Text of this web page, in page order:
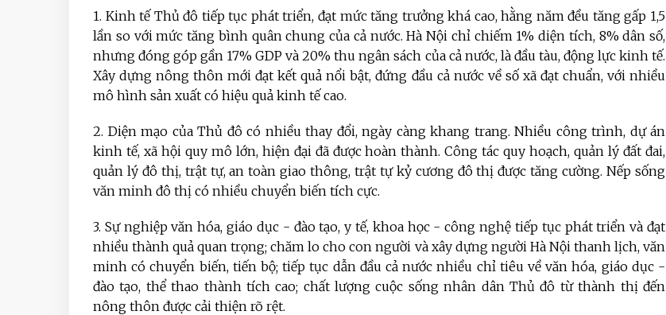
1. Kinh tế Thủ đô tiếp tục phát triển, đạt mức tăng trưởng khá cao, hằng năm đều tăng gấp 1,5
lần so với mức tăng bình quân chung của cả nước. Hà Nội chỉ chiếm 1% diện tích, 8% dân số,
nhưng đóng góp gần 17% GDP và 20% thu ngân sách của cả nước, là đầu tàu, động lực kinh tế.
Xây dựng nông thôn mới đạt kết quả nổi bật, đứng đầu cả nước về số xã đạt chuẩn, với nhiều
mô hình sản xuất có hiệu quả kinh tế cao.
2. Diện mạo của Thủ đô có nhiều thay đổi, ngày càng khang trang. Nhiều công trình, dự án
kinh tế, xã hội quy mô lớn, hiện đại đã được hoàn thành. Công tác quy hoạch, quản lý đất đai,
quản lý đô thị, trật tự, an toàn giao thông, trật tự kỷ cương đô thị được tăng cường. Nếp sống
văn minh đô thị có nhiều chuyển biến tích cực.
3. Sự nghiệp văn hóa, giáo dục - đào tạo, y tế, khoa học - công nghệ tiếp tục phát triển và đạt
nhiều thành quả quan trọng; chăm lo cho con người và xây dựng người Hà Nội thanh lịch, văn
minh có chuyển biến, tiến bộ; tiếp tục dẫn đầu cả nước nhiều chỉ tiêu về văn hóa, giáo dục -
đào tạo, thể thao thành tích cao; chất lượng cuộc sống nhân dân Thủ đô từ thành thị đến
nông thôn được cải thiện rõ rệt.